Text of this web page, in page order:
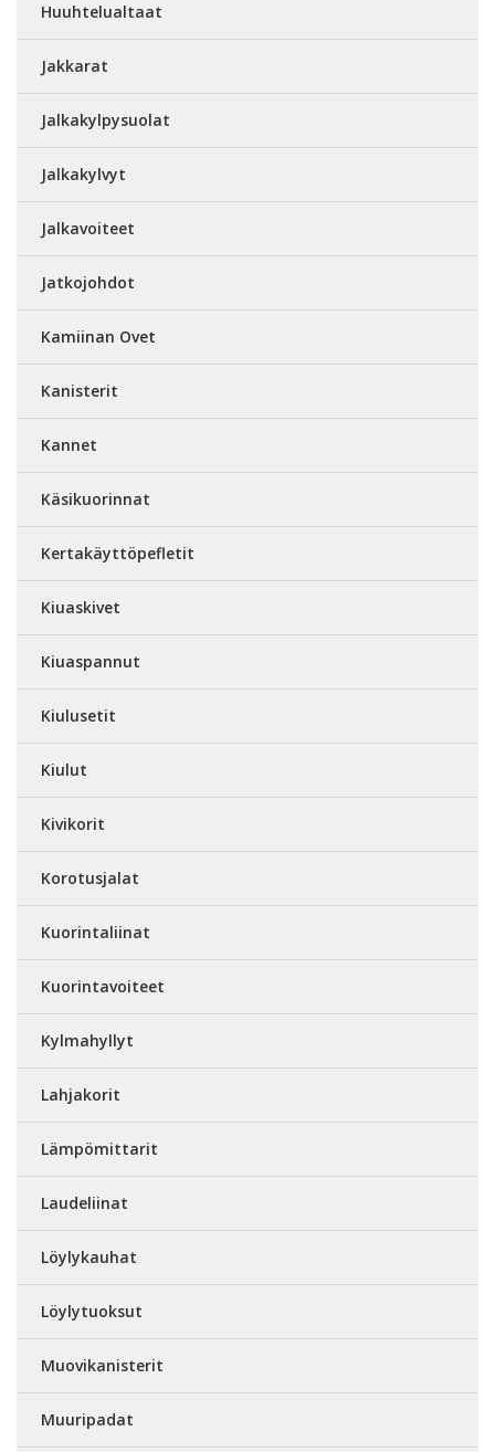
Huuhtelualtaat
Jakkarat
Jalkakylpysuolat
Jalkakylvyt
Jalkavoiteet
Jatkojohdot
Kamiinan Ovet
Kanisterit
Kannet
Käsikuorinnat
Kertakäyttöpefletit
Kiuaskivet
Kiuaspannut
Kiulusetit
Kiulut
Kivikorit
Korotusjalat
Kuorintaliinat
Kuorintavoiteet
Kylmahyllyt
Lahjakorit
Lämpömittarit
Laudeliinat
Löylykauhat
Löylytuoksut
Muovikanisterit
Muuripadat